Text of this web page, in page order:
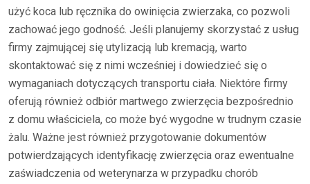
użyć koca lub ręcznika do owinięcia zwierzaka, co pozwoli
zachować jego godność. Jeśli planujemy skorzystać z usług
firmy zajmującej się utylizacją lub kremacją, warto
skontaktować się z nimi wcześniej i dowiedzieć się o
wymaganiach dotyczących transportu ciała. Niektóre firmy
oferują również odbiór martwego zwierzęcia bezpośrednio
z domu właściciela, co może być wygodne w trudnym czasie
żalu. Ważne jest również przygotowanie dokumentów
potwierdzających identyfikację zwierzęcia oraz ewentualne
zaświadczenia od weterynarza w przypadku chorób